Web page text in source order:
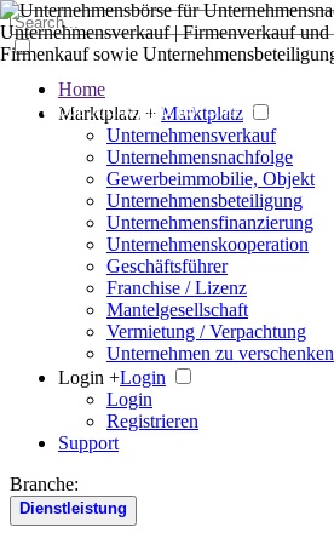
Der große Marktplatz für Unternehmen
Home
Marktplatz + Marktplatz
Unternehmensverkauf
Unternehmensnachfolge
Gewerbeimmobilie, Objekt
Unternehmensbeteiligung
Unternehmensfinanzierung
Unternehmenskooperation
Geschäftsführer
Franchise / Lizenz
Mantelgesellschaft
Vermietung / Verpachtung
Unternehmen zu verschenken
Login +Login
Login
Registrieren
Support
Branche:
Dienstleistung